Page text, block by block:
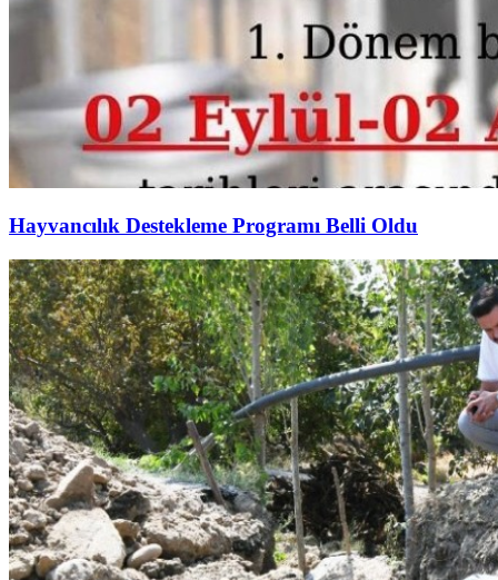
Hayvancılık Destekleme Programı Belli Oldu